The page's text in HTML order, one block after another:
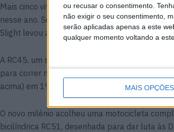
ou recusar o consentimento.
não exigir o seu consentimento,
serão aplicadas apenas a este
qualquer momento voltando a
MAIS OPÇÕES
Mais cinco vitórias ocorreram em 1990, mas
nesse ano. Seria uma espera de cinco anos
Slight levou a nova RC45 à vitória em 1995.
A RC45, um suposto
para correr nas SBK, alcançou 34 vitórias,
acima) em 1997.
O novo milénio acolheu uma motocicleta
bicilíndrica RC51, desenhada para dar luta às